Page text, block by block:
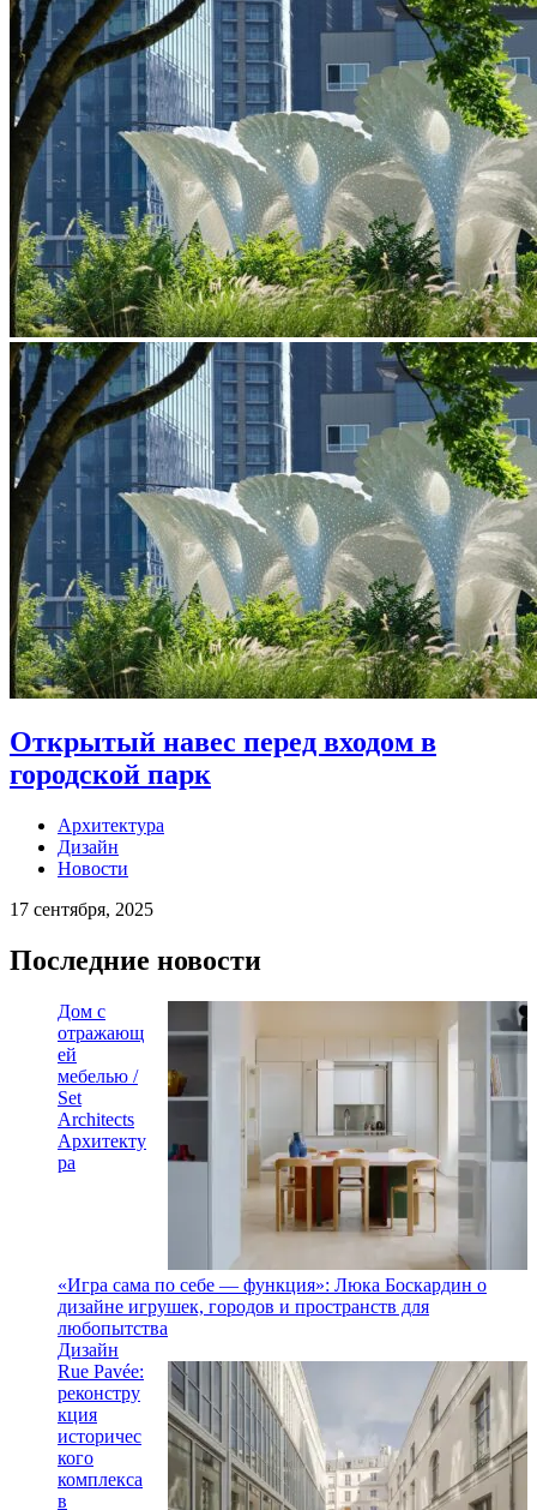
Открытый навес перед входом в
городской парк
Архитектура
Дизайн
Новости
17 сентября, 2025
Последние новости
Дом с
отражающ
ей
мебелью /
Set
Architects
Архитекту
ра
«Игра сама по себе — функция»: Люка Боскардин о
дизайне игрушек, городов и пространств для
любопытства
Дизайн
Rue Pavée:
реконстру
кция
историчес
кого
комплекса
в